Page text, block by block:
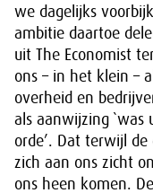
we dagelijks
ambitie daartoe
uit The Economist
ons – in het klein –
overheid en
als aanwijzing `was
orde’. Dat terwijl
zich aan ons zicht
ons heen komen.